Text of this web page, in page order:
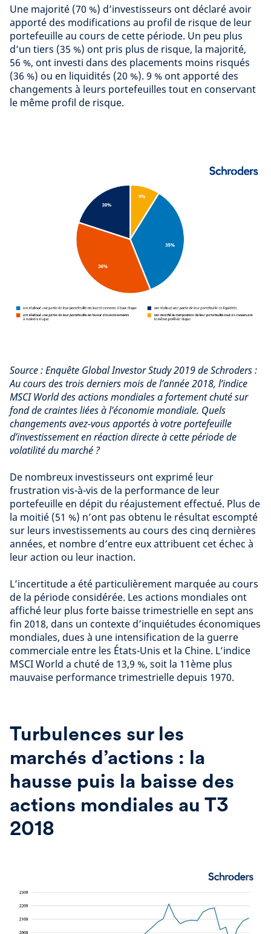
Une majorité (70 %) d’investisseurs ont déclaré avoir
apporté des modifications au profil de risque de leur
portefeuille au cours de cette période. Un peu plus
d’un tiers (35 %) ont pris plus de risque, la majorité,
56 %, ont investi dans des placements moins risqués
(36 %) ou en liquidités (20 %). 9 % ont apporté des
changements à leurs portefeuilles tout en conservant
le même profil de risque.
Source : Enquête Global Investor Study 2019 de Schroders :
Au cours des trois derniers mois de l’année 2018, l’indice
MSCI World des actions mondiales a fortement chuté sur
fond de craintes liées à l’économie mondiale. Quels
changements avez-vous apportés à votre portefeuille
d’investissement en réaction directe à cette période de
volatilité du marché ?
De nombreux investisseurs ont exprimé leur
frustration vis-à-vis de la performance de leur
portefeuille en dépit du réajustement effectué. Plus de
la moitié (51 %) n’ont pas obtenu le résultat escompté
sur leurs investissements au cours des cinq dernières
années, et nombre d’entre eux attribuent cet échec à
leur action ou leur inaction.
L’incertitude a été particulièrement marquée au cours
de la période considérée. Les actions mondiales ont
affiché leur plus forte baisse trimestrielle en sept ans
fin 2018, dans un contexte d’inquiétudes économiques
mondiales, dues à une intensification de la guerre
commerciale entre les États-Unis et la Chine. L’indice
MSCI World a chuté de 13,9 %, soit la 11ème plus
mauvaise performance trimestrielle depuis 1970.
Turbulences sur les
marchés d’actions : la
hausse puis la baisse des
actions mondiales au T3
2018